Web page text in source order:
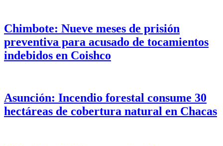
Chimbote: Nueve meses de prisión
preventiva para acusado de tocamientos
indebidos en Coishco
Asunción: Incendio forestal consume 30
hectáreas de cobertura natural en Chacas